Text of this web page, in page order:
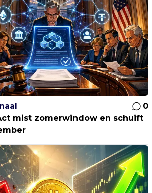
0
mist zomerwindow en schuift